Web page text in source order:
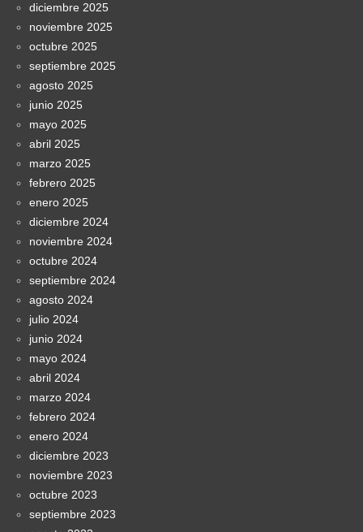
diciembre 2025
noviembre 2025
octubre 2025
septiembre 2025
agosto 2025
junio 2025
mayo 2025
abril 2025
marzo 2025
febrero 2025
enero 2025
diciembre 2024
noviembre 2024
octubre 2024
septiembre 2024
agosto 2024
julio 2024
junio 2024
mayo 2024
abril 2024
marzo 2024
febrero 2024
enero 2024
diciembre 2023
noviembre 2023
octubre 2023
septiembre 2023